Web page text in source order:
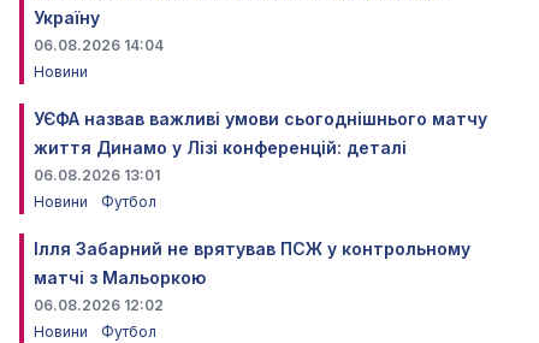
Україну
06.08.2026 14:04
Новини
УЄФА назвав важливі умови сьогоднішнього матчу
життя Динамо у Лізі конференцій: деталі
06.08.2026 13:01
Новини
Футбол
Ілля Забарний не врятував ПСЖ у контрольному
матчі з Мальоркою
06.08.2026 12:02
Новини
Футбол